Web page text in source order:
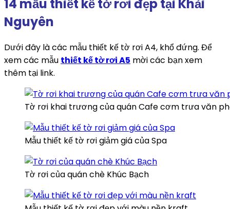
14 mẫu thiết kế tờ rơi đẹp tại Khải
Nguyên
Dưới đây là các mẫu thiết kế tờ rơi A4, khổ đứng. Để
xem các mẫu thiết kế tờ rơi A5 mời các bạn xem
thêm tại link.
Tờ rơi khai trương của quán Cafe cơm trưa văn
Mẫu thiết kế tờ rơi giảm giá của Spa
Tờ rơi của quán chè Khúc Bạch